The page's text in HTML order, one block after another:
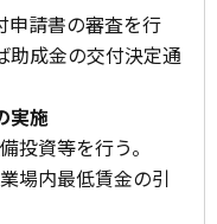
申請書の審査を行
助成金の交付決定通
実施
投資等を行う。
場内最低賃金の引